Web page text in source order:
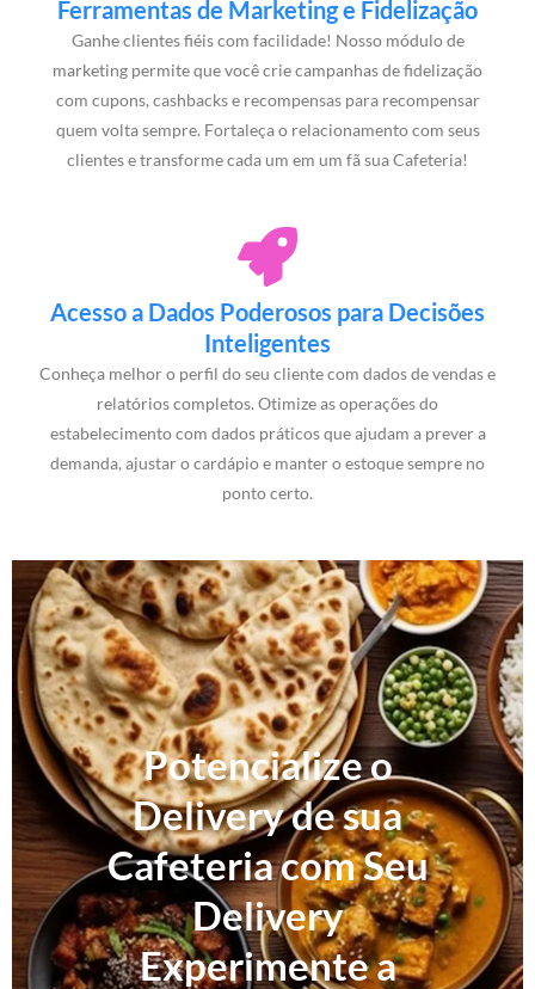
Ferramentas de Marketing e Fidelização
Ganhe clientes fiéis com facilidade! Nosso módulo de
marketing permite que você crie campanhas de fidelização
com cupons, cashbacks e recompensas para recompensar
quem volta sempre. Fortaleça o relacionamento com seus
clientes e transforme cada um em um fã sua Cafeteria!
Acesso a Dados Poderosos para Decisões
Inteligentes
Conheça melhor o perfil do seu cliente com dados de vendas e
relatórios completos. Otimize as operações do
estabelecimento com dados práticos que ajudam a prever a
demanda, ajustar o cardápio e manter o estoque sempre no
ponto certo.
Potencialize o
Delivery de sua
Cafeteria com Seu
Delivery
Experimente a